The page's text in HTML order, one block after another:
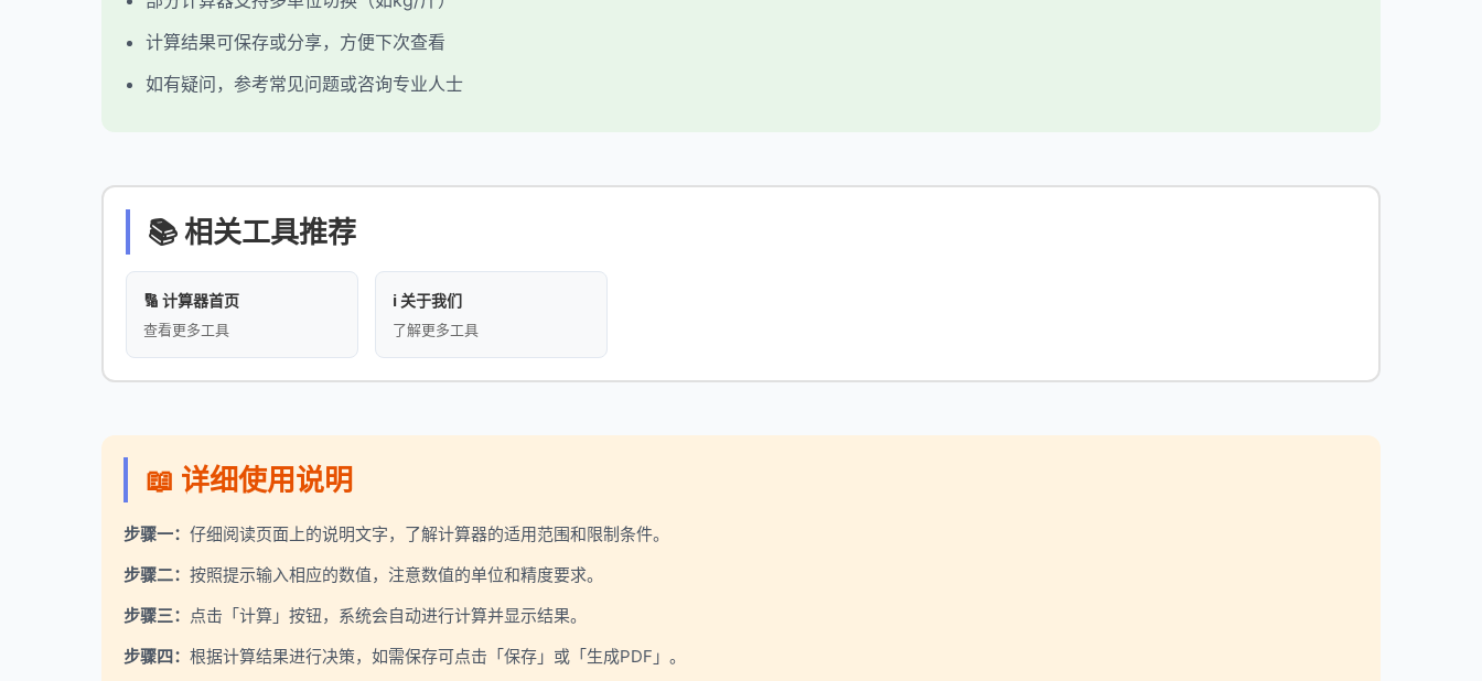
计算结果可保存或分享，方便下次查看
如有疑问，参考常见问题或咨询专业人士
📚 相关工具推荐
🔢 计算器首页
查看更多工具
ℹ️ 关于我们
了解更多工具
📖 详细使用说明
步骤一： 仔细阅读页面上的说明文字，了解计算器的适用范围和限制条件。
步骤二： 按照提示输入相应的数值，注意数值的单位和精度要求。
步骤三： 点击「计算」按钮，系统会自动进行计算并显示结果。
步骤四： 根据计算结果进行决策，如需保存可点击「保存」或「生成PDF」。